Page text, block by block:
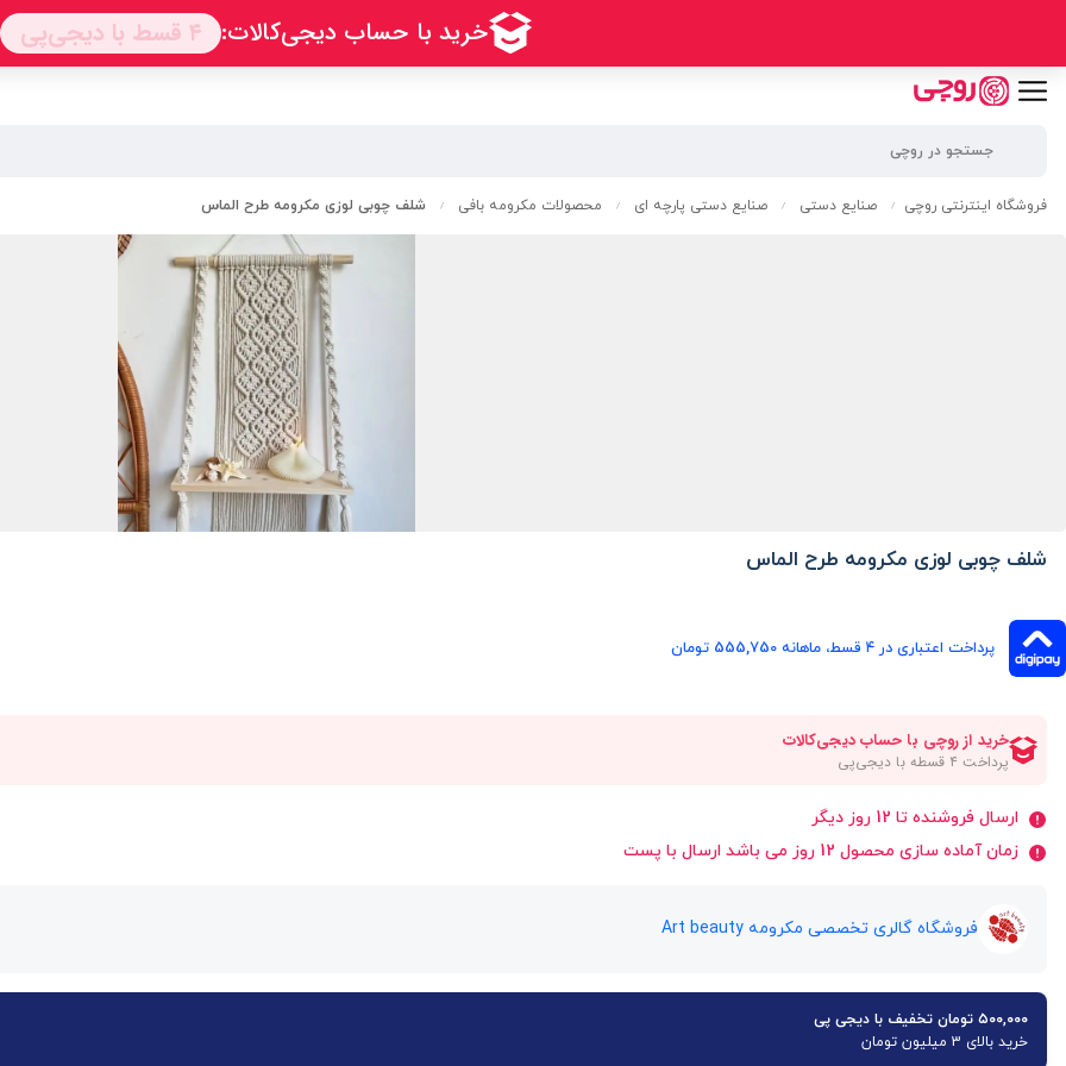
فروشگاه اینترنتی روچی / صنایع دستی / صنایع دستی پارچه ای / محصولات مکرومه بافی / شلف چوبی لوزی مکرومه طرح الماس
شلف چوبی لوزی مکرومه طرح الماس
پرداخت اعتباری در ۴ قسط، ماهانه 555,750 تومان
ارسال فروشنده تا 12 روز دیگر
زمان آماده سازی محصول 12 روز می باشد ارسال با پست
فروشگاه گالری تخصصی مکرومه Art beauty
۵۰۰,۰۰۰ تومان تخفیف با دیجی پی
خرید بالای 3 میلیون تومان